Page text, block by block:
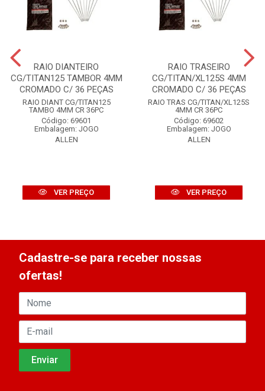
RAIO DIANTEIRO
CG/TITAN125 TAMBOR 4MM
CROMADO C/ 36 PEÇAS
RAIO DIANT CG/TITAN125
TAMBO 4MM CR 36PC
Código: 69601
Embalagem: JOGO
ALLEN
VER PREÇO
RAIO TRASEIRO
CG/TITAN/XL125S 4MM
CROMADO C/ 36 PEÇAS
RAIO TRAS CG/TITAN/XL125S
4MM CR 36PC
Código: 69602
Embalagem: JOGO
ALLEN
VER PREÇO
Cadastre-se para receber nossas
ofertas!